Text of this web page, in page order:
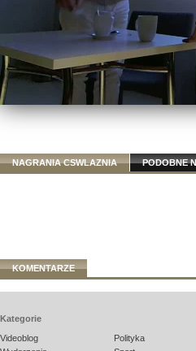
NAGRANIA CSWLAZNIA PODOBNE
KOMENTARZE
Kategorie
Videoblog
Polityka